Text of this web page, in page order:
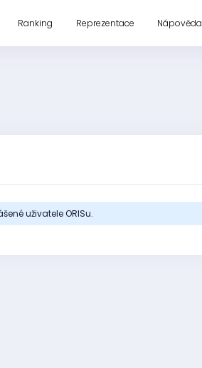
Ranking Reprezentace Nápověda
uživatele ORISu.